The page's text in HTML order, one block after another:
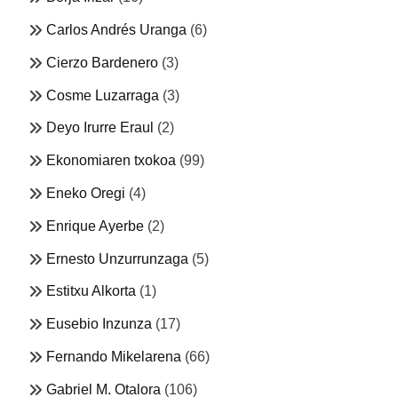
Carlos Andrés Uranga (6)
Cierzo Bardenero (3)
Cosme Luzarraga (3)
Deyo Irurre Eraul (2)
Ekonomiaren txokoa (99)
Eneko Oregi (4)
Enrique Ayerbe (2)
Ernesto Unzurrunzaga (5)
Estitxu Alkorta (1)
Eusebio Inzunza (17)
Fernando Mikelarena (66)
Gabriel M. Otalora (106)